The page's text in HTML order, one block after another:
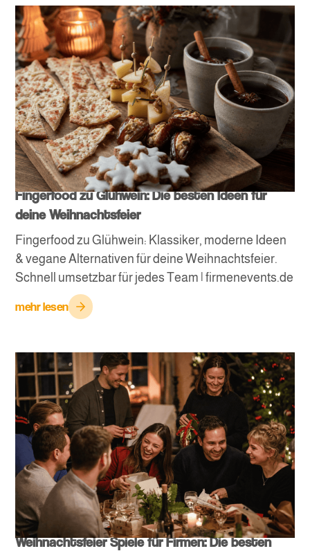
Fingerfood zu Glühwein: Die besten Ideen für
deine Weihnachtsfeier
Fingerfood zu Glühwein: Klassiker, moderne Ideen
& vegane Alternativen für deine Weihnachtsfeier.
Schnell umsetzbar für jedes Team | firmenevents.de
mehr lesen
Weihnachtsfeier Spiele für Firmen: Die besten